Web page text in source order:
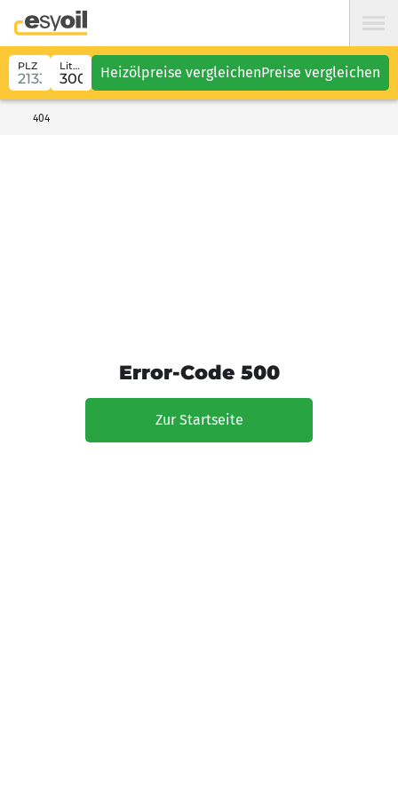
PLZ Liter Heizölpreise vergleichenPreise vergleichen
404
Error-Code 500
Zur Startseite